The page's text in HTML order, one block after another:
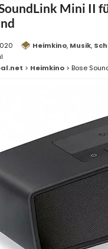
Mini II
Heimkino, Musik,
> Heimkino > Bose